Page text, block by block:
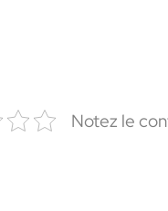
Notez le